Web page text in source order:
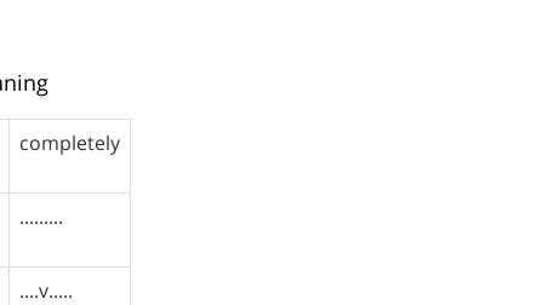
completely
.........
....v.....